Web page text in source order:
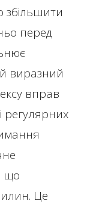
збільшити
перед
виразний
вправ
регулярних
що
Це